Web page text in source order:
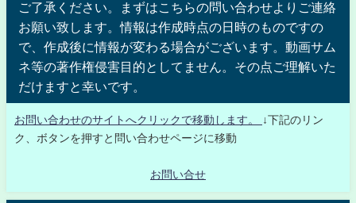
ご了承ください。まずはこちらの問い合わせよりご連絡
お願い致します。情報は作成時点の日時のものですの
で、作成後に情報が変わる場合がございます。動画サム
ネ等の著作権侵害目的としてません。その点ご理解いた
だけますと幸いです。
お問い合わせのサイトへクリックで移動します。
↓下記のリン
ク、ボタンを押すと問い合わせページに移動
お問い合せ